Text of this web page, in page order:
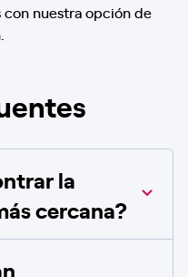
con nuestra opción de
la
cercana?